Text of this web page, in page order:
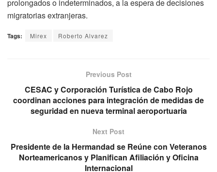
prolongados o indeterminados, a la espera de decisiones
migratorias extranjeras.
Tags: Mirex Roberto Alvarez
Previous Post
CESAC y Corporación Turística de Cabo Rojo
coordinan acciones para integración de medidas de
seguridad en nueva terminal aeroportuaria
Next Post
Presidente de la Hermandad se Reúne con Veteranos
Norteamericanos y Planifican Afiliación y Oficina
Internacional